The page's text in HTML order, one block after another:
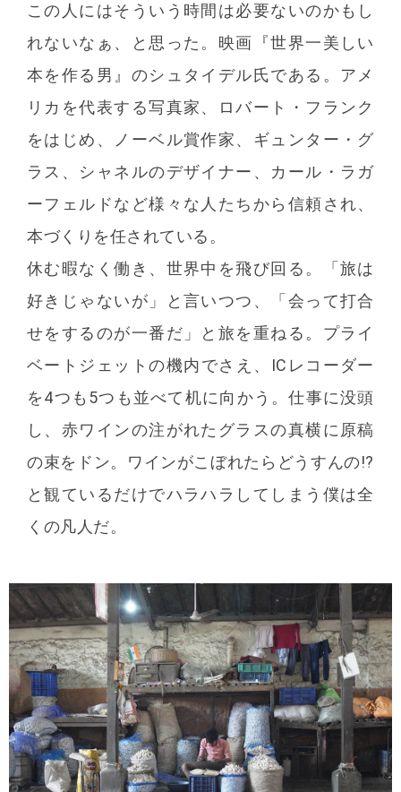
この人にはそういう時間は必要ないのかもし
れないなぁ、と思った。映画『世界一美しい
本を作る男』のシュタイデル氏である。アメ
リカを代表する写真家、ロバート・フランク
をはじめ、ノーベル賞作家、ギュンター・グ
ラス、シャネルのデザイナー、カール・ラガ
ーフェルドなど様々な人たちから信頼され、
本づくりを任されている。
休む暇なく働き、世界中を飛び回る。「旅は
好きじゃないが」と言いつつ、「会って打合
せをするのが一番だ」と旅を重ねる。プライ
ベートジェットの機内でさえ、ICレコーダー
を4つも5つも並べて机に向かう。仕事に没頭
し、赤ワインの注がれたグラスの真横に原稿
の束をドン。ワインがこぼれたらどうすんの!?
と観ているだけでハラハラしてしまう僕は全
くの凡人だ。